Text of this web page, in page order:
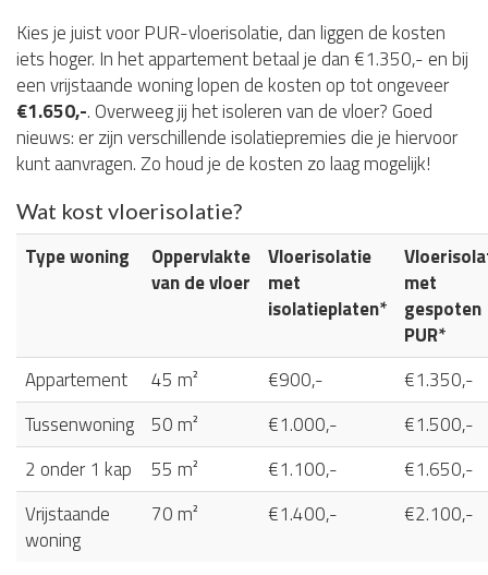
Kies je juist voor PUR-vloerisolatie, dan liggen de kosten
iets hoger. In het appartement betaal je dan €1.350,- en bij
een vrijstaande woning lopen de kosten op tot ongeveer
€1.650,-. Overweeg jij het isoleren van de vloer? Goed
nieuws: er zijn verschillende isolatiepremies die je hiervoor
kunt aanvragen. Zo houd je de kosten zo laag mogelijk!
Wat kost vloerisolatie?
Type woning
Oppervlakte
van de vloer
Vloerisolatie
met
isolatieplaten*
met
gespoten
PUR*
Appartement
45 m² €900,-
€1.350,-
Tussenwoning
50 m² €1.000,-
€1.500,-
2 onder 1 kap
55 m² €1.100,-
€1.650,-
Vrijstaande
woning
70 m² €1.400,- €2.100,-